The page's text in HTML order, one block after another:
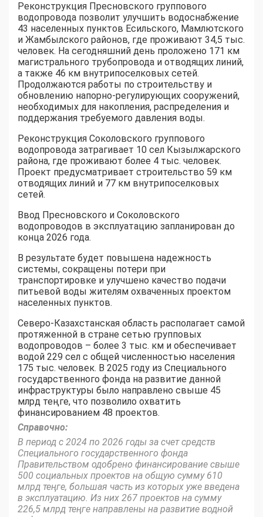
Реконструкция Пресновского группового
водопровода позволит улучшить водоснабжение
43 населенных пунктов Есильского, Мамлютского
и Жамбылского районов, где проживают 34,5 тыс.
человек. На сегодняшний день проложено 171 км
магистрального трубопровода и отводящих линий,
а также 46 км внутрипоселковых сетей.
Продолжаются работы по строительству и
обновлению напорно-регулирующих сооружений,
необходимых для накопления, распределения и
поддержания требуемого давления воды.
Реконструкция Соколовского группового
водопровода затрагивает 10 сел Кызылжарского
района, где проживают более 4 тыс. человек.
Проект предусматривает строительство 59 км
отводящих линий и 77 км внутрипоселковых
сетей.
Ввод Пресновского и Соколовского
водопроводов в эксплуатацию запланирован до
конца 2026 года.
В результате будет повышена надежность
системы, сокращены потери при
транспортировке и улучшено качество подачи
питьевой воды жителям охваченных проектом
населенных пунктов.
Северо-Казахстанская область располагает самой
протяженной в стране сетью групповых
водопроводов – более 3 тыс. км и обеспечивает
водой 229 сел с общей численностью населения
175 тыс. человек. В 2025 году из Специального
государственного фонда на развитие данной
инфраструктуры было направлено свыше 45
млрд теңге, что позволило охватить
финансированием 48 проектов.
Справочно:
В период с 2024 по 2026 годы за счет средств
Специального государственного фонда
Правительством одобрено финансирование свыше
500 социальных проектов на общую сумму 610
млрд теңге, большая часть из которых уже введена
в эксплуатацию. Из них 267 проектов на сумму
226,5 млрд теңге направлены на развитие водной